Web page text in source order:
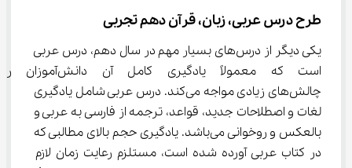
طرح درس عربی، زبان، قرآن دهم تجربی
یکی دیگر از درس‌های بسیار مهم در سال دهم، درس عربی
است که معمولاً یادگیری کامل آن
چالش‌های زیادی مواجه می‌کند. درس عربی شامل یادگیری
لغات و اصطلاحات جدید، قواعد، ترجمه از فارسی به عربی و
بالعکس و روخوانی می‌باشد. یادگیری حجم بالای مطالبی که
در کتاب عربی آورده شده است، مستلزم رعایت زمان لازم